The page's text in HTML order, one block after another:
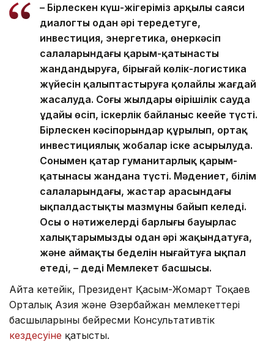
– Бірлескен күш-жігеріміз арқылы саяси
диалогты одан әрі тереңдетуге,
инвестиция, энергетика, өнеркәсіп
салаларындағы қарым-қатынасты
жандандыруға, бірыңғай көлік-логистика
жүйесін қалыптастыруға қолайлы жағдай
жасалуда. Соңғы жылдары өңірішілік сауда
ұдайы өсіп, іскерлік байланыс кеңейе түсті.
Бірлескен кәсіпорындар құрылып, ортақ
инвестициялық жобалар іске асырылуда.
Сонымен қатар гуманитарлық қарым-
қатынасы жандана түсті. Мәдениет, білім
салаларындағы, жастар арасындағы
ықпалдастықтың мазмұны байып келеді.
Осы оң нәтижелердің барлығы бауырлас
халықтарымызды одан әрі жақындатуға,
және аймақтың беделін нығайтуға ықпал
етеді, – деді Мемлекет басшысы.
Айта кетейік, Президент Қасым-Жомарт Тоқаев
Орталық Азия және Әзербайжан мемлекеттері
басшыларының бейресми Консультативтік
кездесуіне қатысты.